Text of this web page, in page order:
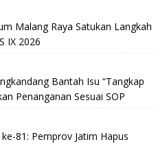
Malang Raya Satukan Langkah
IX 2026
Bantah Isu “Tangkap
Penanganan Sesuai SOP
81: Pemprov Jatim Hapus